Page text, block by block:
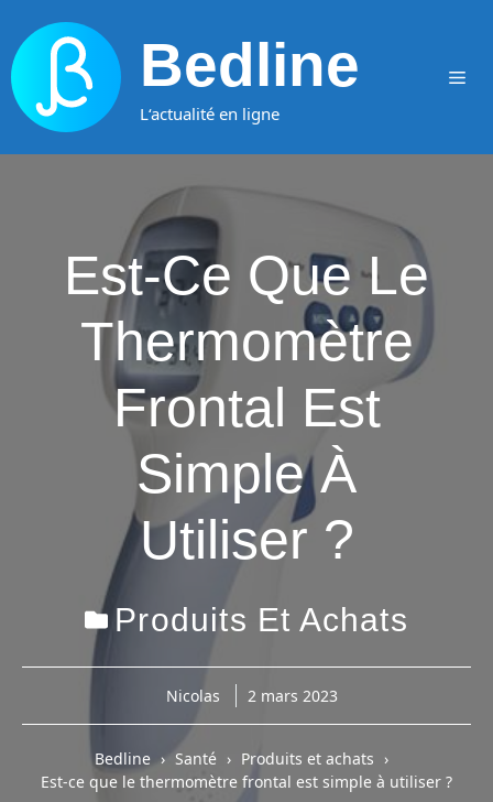
au
contenu
Bedline
L‘actualité en ligne
Est-Ce Que Le
Thermomètre
Frontal Est
Simple À
Utiliser ?
Produits Et Achats
Nicolas 2 mars 2023
Bedline Santé
Produits et achats
Est-ce que le thermomètre frontal est simple à utiliser ?